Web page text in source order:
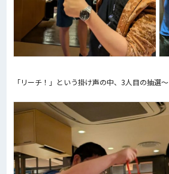
「リーチ！」という掛け声の中、3人目の抽選～